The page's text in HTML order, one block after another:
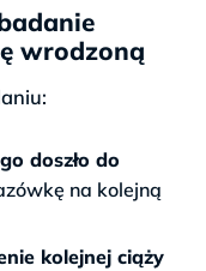
wrodzoną
doszło do
na kolejną
kolejnej ciąży